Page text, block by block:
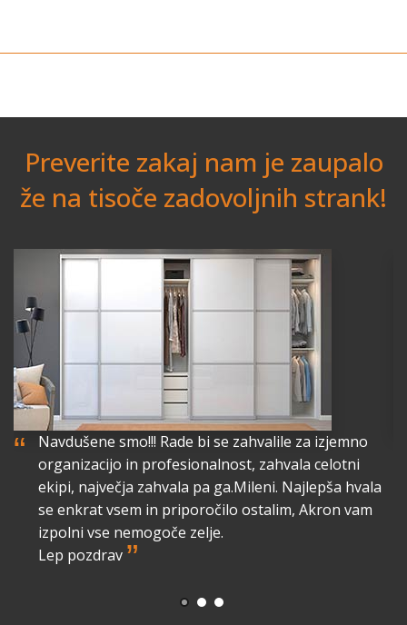
Preverite zakaj nam je zaupalo
že na tisoče zadovoljnih strank!
“
Navdušene smo!!! Rade bi se zahvalile za izjemno
organizacijo in profesionalnost, zahvala celotni
ekipi, največja zahvala pa ga.Mileni. Najlepša hvala
se enkrat vsem in priporočilo ostalim, Akron vam
izpolni vse nemogoče zelje.
Lep pozdrav ”